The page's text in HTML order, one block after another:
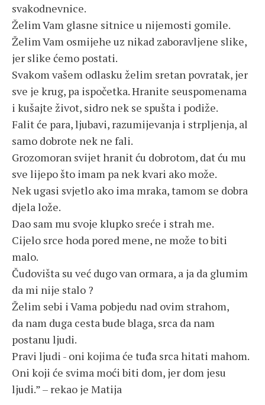
svakodnevnice.
Želim Vam glasne sitnice u nijemosti gomile.
Želim Vam osmijehe uz nikad zaboravljene slike,
jer slike ćemo postati.
Svakom vašem odlasku želim sretan povratak, jer
sve je krug, pa ispočetka. Hranite seuspomenama
i kušajte život, sidro nek se spušta i podiže.
Falit će para, ljubavi, razumijevanja i strpljenja, al
samo dobrote nek ne fali.
Grozomoran svijet hranit ću dobrotom, dat ću mu
sve lijepo što imam pa nek kvari ako može.
Nek ugasi svjetlo ako ima mraka, tamom se dobra
djela lože.
Dao sam mu svoje klupko sreće i strah me.
Cijelo srce hoda pored mene, ne može to biti
malo.
Čudovišta su već dugo van ormara, a ja da glumim
da mi nije stalo ?
Želim sebi i Vama pobjedu nad ovim strahom,
da nam duga cesta bude blaga, srca da nam
postanu ljudi.
Pravi ljudi - oni kojima će tuđa srca hitati mahom.
Oni koji će svima moći biti dom, jer dom jesu
ljudi.” – rekao je Matija